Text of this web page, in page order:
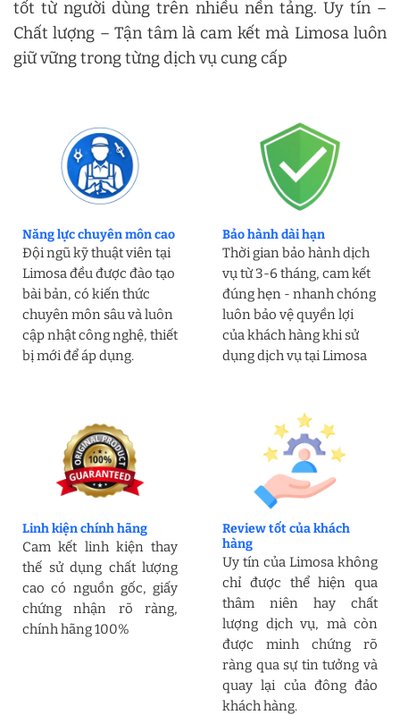
tốt từ người dùng trên nhiều nền tảng. Uy tín –
Chất lượng – Tận tâm là cam kết mà Limosa luôn
giữ vững trong từng dịch vụ cung cấp
Năng lực chuyên môn cao
Đội ngũ kỹ thuật viên tại
Limosa đều được đào tạo
bài bản, có kiến thức
chuyên môn sâu và luôn
cập nhật công nghệ, thiết
bị mới để áp dụng.
Bảo hành dài hạn
Thời gian bảo hành dịch
vụ từ 3-6 tháng, cam kết
đúng hẹn - nhanh chóng
luôn bảo vệ quyền lợi
của khách hàng khi sử
dụng dịch vụ tại Limosa
Linh kiện chính hãng
Cam kết linh kiện thay
thế sử dụng chất lượng
cao có nguồn gốc, giấy
chứng nhận rõ ràng,
chính hãng 100%
Review tốt của khách
hàng
Uy tín của Limosa không
chỉ được thể hiện qua
thâm niên hay chất
lượng dịch vụ, mà còn
được minh chứng rõ
ràng qua sự tin tưởng và
quay lại của đông đảo
khách hàng.